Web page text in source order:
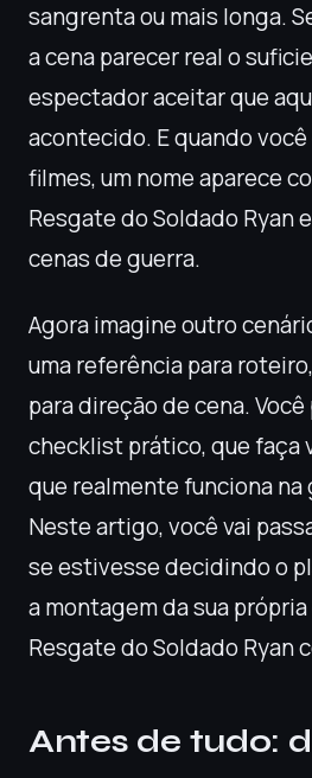
sangrenta ou mais longa.
a cena parecer real o
espectador aceitar que
acontecido. E quando
filmes, um nome aparece
Resgate do Soldado Ryan
cenas de guerra.
Agora imagine outro
uma referência para
para direção de cena.
checklist prático, que faça
que realmente funciona na
Neste artigo, você vai
se estivesse decidindo o
a montagem da sua própria
Resgate do Soldado Ryan
Antes de tudo: